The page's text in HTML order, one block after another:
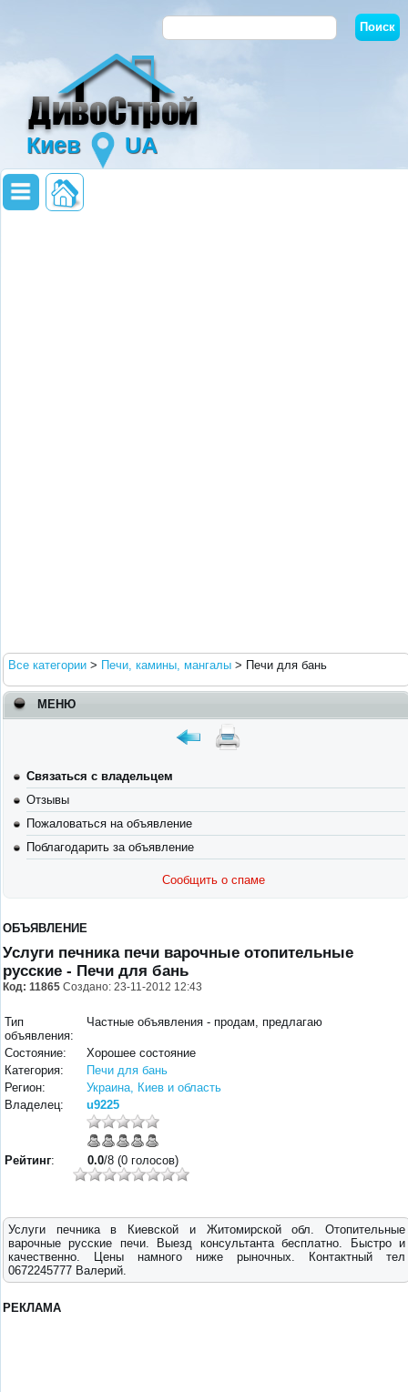
Киев UA
Все категории > Печи, камины, мангалы > Печи для бань
МЕНЮ
Связаться с владельцем
Отзывы
Пожаловаться на объявление
Поблагодарить за объявление
Сообщить о спаме
ОБЪЯВЛЕНИЕ
Услуги печника печи варочные отопительные
русские - Печи для бань
Код: 11865 Создано: 23-11-2012 12:43
Тип
объявления:
Частные объявления - продам, предлагаю
Состояние:
Хорошее состояние
Категория:
Печи для бань
Регион:
Украина, Киев и область
Владелец:
u9225
Рейтинг: 0.0/8 (0 голосов)
Услуги печника в Киевской и Житомирской обл. Отопительные
варочные русские печи. Выезд консультанта бесплатно. Быстро и
качественно. Цены намного ниже рыночных. Контактный тел
0672245777 Валерий.
РЕКЛАМА